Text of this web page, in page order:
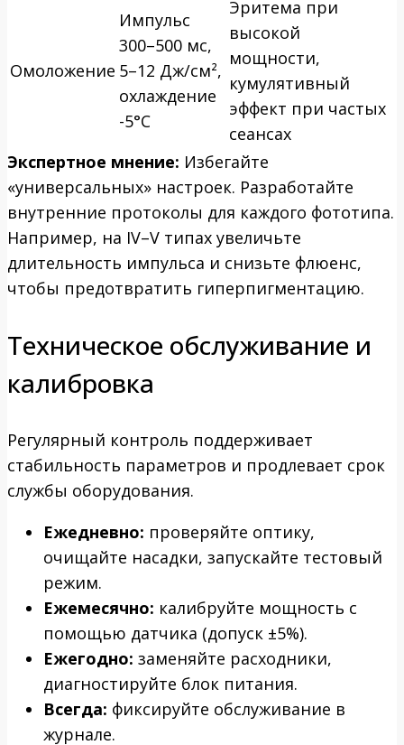
Омоложение
Импульс
300–500 мс,
5–12 Дж/см²,
охлаждение
-5°С
Эритема при
высокой
мощности,
кумулятивный
эффект при частых
сеансах
Экспертное мнение: Избегайте
«универсальных» настроек. Разработайте
внутренние протоколы для каждого фототипа.
Например, на IV–V типах увеличьте
длительность импульса и снизьте флюенс,
чтобы предотвратить гиперпигментацию.
Техническое обслуживание и
калибровка
Регулярный контроль поддерживает
стабильность параметров и продлевает срок
службы оборудования.
Ежедневно: проверяйте оптику,
очищайте насадки, запускайте тестовый
режим.
Ежемесячно: калибруйте мощность с
помощью датчика (допуск ±5%).
Ежегодно: заменяйте расходники,
диагностируйте блок питания.
Всегда: фиксируйте обслуживание в
журнале.